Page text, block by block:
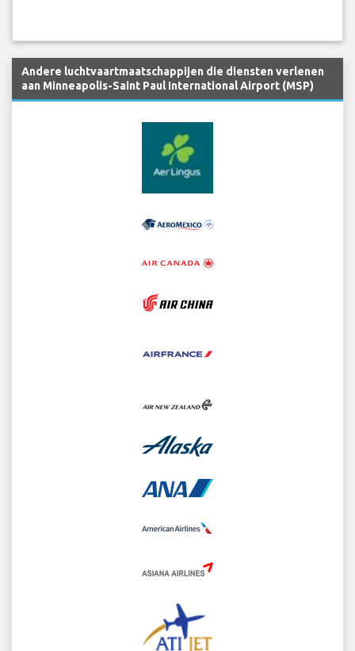
Andere luchtvaartmaatschappijen die diensten verlenen
aan Minneapolis-Saint Paul International Airport (MSP)